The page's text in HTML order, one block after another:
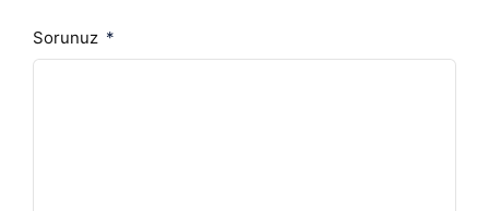
Sorunuz